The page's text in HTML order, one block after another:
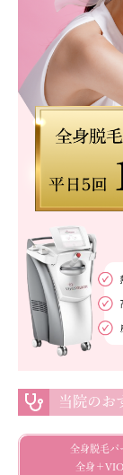
当院のお
全身脱毛パ
全身＋